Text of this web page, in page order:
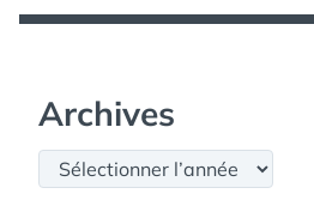
Archives
Archives